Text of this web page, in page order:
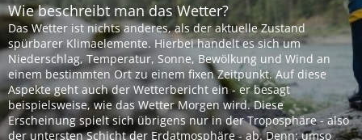
Wie beschreibt man das Wetter?
Das Wetter ist nichts anderes, als der aktuelle Zustand
spürbarer Klimaelemente. Hierbei handelt es sich um
Niederschlag, Temperatur, Sonne, Bewölkung und Wind an
einem bestimmten Ort zu einem fixen Zeitpunkt. Auf diese
Aspekte geht auch der Wetterbericht ein - er besagt
beispielsweise, wie das Wetter Morgen wird. Diese
Erscheinung spielt sich übrigens nur in der Troposphäre - also
der untersten Schicht der Erdatmosphäre - ab. Denn: umso